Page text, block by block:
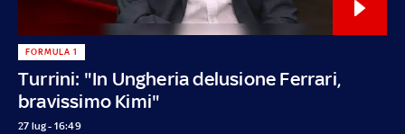
Turrini: "In Ungheria delusione Ferrari,
bravissimo Kimi"
FORMULA 1
27 lug - 16:49